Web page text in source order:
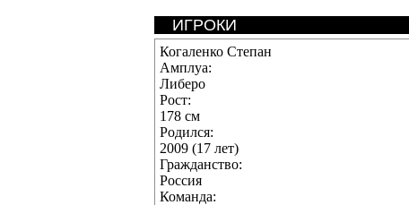
ИГРОКИ
Когаленко Степан
Амплуа:
Либеро
Рост:
178 см
Родился:
2009 (17 лет)
Гражданство:
Россия
Команда: